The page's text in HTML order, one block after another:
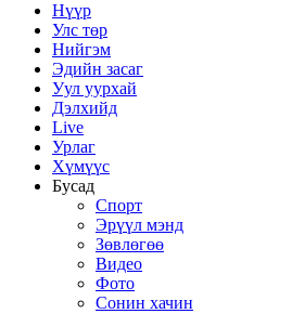
Нүүр
Улс төр
Нийгэм
Эдийн засаг
Уул уурхай
Дэлхийд
Live
Урлаг
Хүмүүс
Бусад
Спорт
Эрүүл мэнд
Зөвлөгөө
Видео
Фото
Сонин хачин